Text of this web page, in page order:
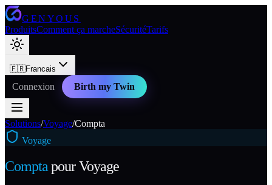
GENYOUS
ProduitsComment ça marcheSécuritéTarifs
🇫🇷Francais
Connexion Birth my Twin
Solutions/Voyage/Compta
Voyage
Compta pourVoyage